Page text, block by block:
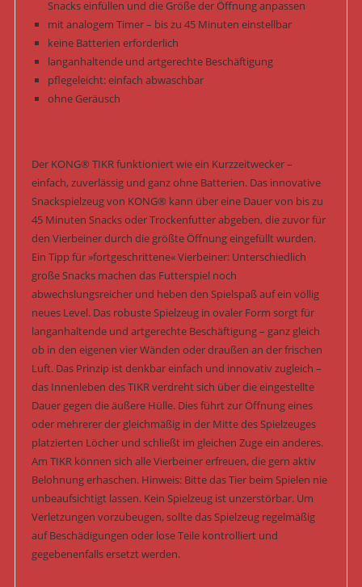
Snacks einfüllen und die Größe der Öffnung anpassen
mit analogem Timer – bis zu 45 Minuten einstellbar
keine Batterien erforderlich
langanhaltende und artgerechte Beschäftigung
pflegeleicht: einfach abwaschbar
ohne Geräusch
Der KONG® TIKR funktioniert wie ein Kurzzeitwecker –
einfach, zuverlässig und ganz ohne Batterien. Das innovative
Snackspielzeug von KONG® kann über eine Dauer von bis zu
45 Minuten Snacks oder Trockenfutter abgeben, die zuvor für
den Vierbeiner durch die größte Öffnung eingefüllt wurden.
Ein Tipp für »fortgeschrittene« Vierbeiner: Unterschiedlich
große Snacks machen das Futterspiel noch
abwechslungsreicher und heben den Spielspaß auf ein völlig
neues Level. Das robuste Spielzeug in ovaler Form sorgt für
langanhaltende und artgerechte Beschäftigung – ganz gleich
ob in den eigenen vier Wänden oder draußen an der frischen
Luft. Das Prinzip ist denkbar einfach und innovativ zugleich –
das Innenleben des TIKR verdreht sich über die eingestellte
Dauer gegen die äußere Hülle. Dies führt zur Öffnung eines
oder mehrerer der gleichmäßig in der Mitte des Spielzeuges
platzierten Löcher und schließt im gleichen Zuge ein anderes.
Am TIKR können sich alle Vierbeiner erfreuen, die gern aktiv
Belohnung erhaschen. Hinweis: Bitte das Tier beim Spielen nie
unbeaufsichtigt lassen. Kein Spielzeug ist unzerstörbar. Um
Verletzungen vorzubeugen, sollte das Spielzeug regelmäßig
auf Beschädigungen oder lose Teile kontrolliert und
gegebenenfalls ersetzt werden.